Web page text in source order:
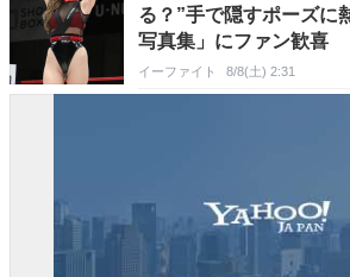
る？”手で隠すポーズに
写真集」にファン歓喜
イーファイト 8/8(土) 2:31